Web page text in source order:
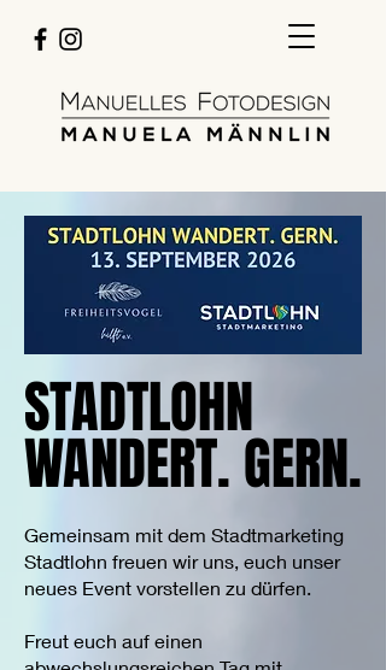
STADTLOHN
WANDERT. GERN.
STADTLOHN
WANDERT. GERN.
Gemeinsam mit dem Stadtmarketing
Stadtlohn freuen wir uns, euch unser
neues Event vorstellen zu dürfen.
Freut euch auf einen